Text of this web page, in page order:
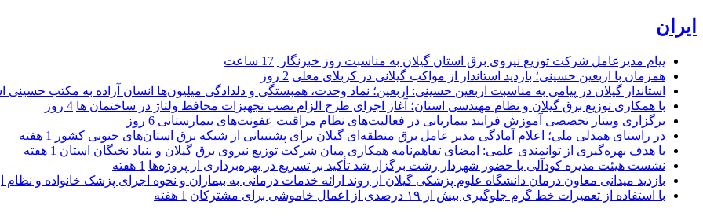
ایران
پیام مدیرعامل شركت توزیع نیروی برق استان گیلان به مناسبت روز خبرنگار ‌
17 ساعت
همزمان با اربعین حسینی؛ بازدید استاندار از مواکب گیلانی در کربلای معلی 2 روز
استاندار گیلان در پیامی به مناسبت اربعین حسینی: اربعین؛ نماد وحدت، همبستگی و دلدادگی میلیون‌ها انسان آزاده به مکتب
با همکاری توزیع برق گیلان و نظام مهندسی استان؛ آغاز اجرای طرح الزام نصب تجهیزات محافظ ولتاژ در ساختمان ها 4 روز
برگزاری وبینار تخصصی آموزش فرایند بیماریابی در فعالیت‌های نظام مراقبت عفونت‌های بیمارستانی 6 روز
در راستای همدلی ملی؛ اعلام آمادگی مدیر عامل برق منطقه‌ای گیلان برای پشتیبانی از شبكه برق استان‌های جنوبی كشور
1 هفته
با هدف بهره‌گیری از توانمندی علمی: امضای تفاهم‌نامه همكاری میان شركت توزیع نیروی برق گیلان و بنیاد نخبگان استان 1 هفته
نشست هیئت مدیره کودآلی با حضور شهردار رشت برگزار شد تأکید بر تسریع در بهره‌برداری از پروژه‌ها 1 هفته
بازدید میدانی معاون درمان دانشگاه علوم پزشکی گیلان از روند ارائه خدمات درمانی به بیماران و نحوه اجرای پزشک خانواده و
با استفاده از تعمیرات خط گرم جلوگیری بیش از ۱۹ درصدی از اعمال خاموشی برای مشتركان
1 هفته